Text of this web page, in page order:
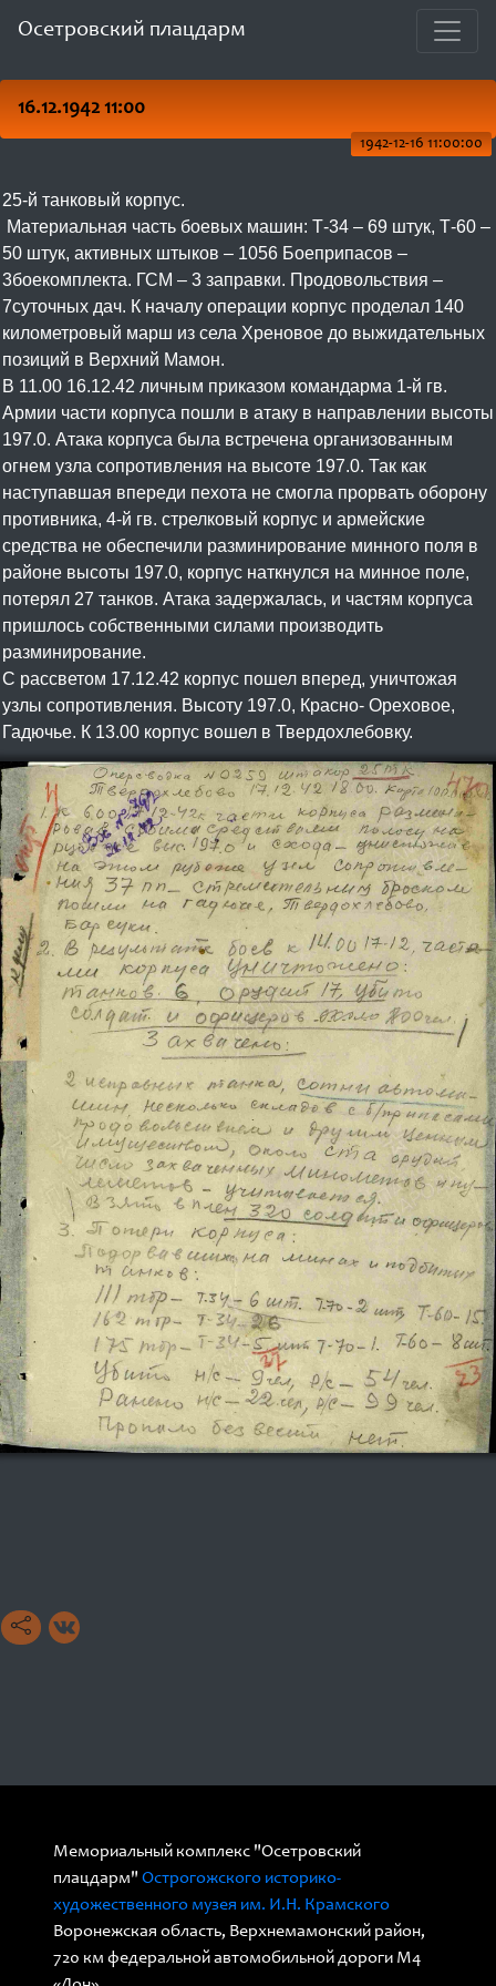
Осетровский плацдарм
16.12.1942 11:00
1942-12-16 11:00:00
25-й танковый корпус.
Материальная часть боевых машин: Т-34 – 69 штук, Т-60 –
50 штук, активных штыков – 1056 Боеприпасов –
3боекомплекта. ГСМ – 3 заправки. Продовольствия –
7суточных дач. К началу операции корпус проделал 140
километровый марш из села Хреновое до выжидательных
позиций в Верхний Мамон.
В 11.00 16.12.42 личным приказом командарма 1-й гв.
Армии части корпуса пошли в атаку в направлении высоты
197.0. Атака корпуса была встречена организованным
огнем узла сопротивления на высоте 197.0. Так как
наступавшая впереди пехота не смогла прорвать оборону
противника, 4-й гв. стрелковый корпус и армейские
средства не обеспечили разминирование минного поля в
районе высоты 197.0, корпус наткнулся на минное поле,
потерял 27 танков. Атака задержалась, и частям корпуса
пришлось собственными силами производить
разминирование.
С рассветом 17.12.42 корпус пошел вперед, уничтожая
узлы сопротивления. Высоту 197.0, Красно- Ореховое,
Гадючье. К 13.00 корпус вошел в Твердохлебовку.
Мемориальный комплекс "Осетровский
плацдарм" Острогожского историко-
художественного музея им. И.Н. Крамского
Воронежская область, Верхнемамонский район,
720 км федеральной автомобильной дороги М4